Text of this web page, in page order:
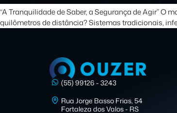
“A Tranquilidade de Saber, a Segurança de Agir”
quilômetros de distância? Sistemas tradicionais,
(55) 99126 - 3243
Rua Jorge Basso Frias, 54
Fortaleza dos Valos - RS